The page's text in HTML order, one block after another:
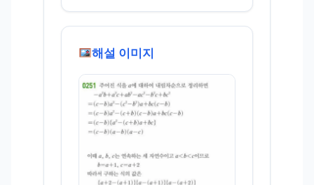
해설 이미지